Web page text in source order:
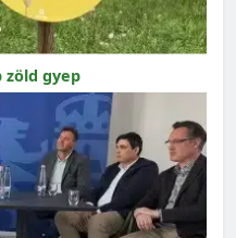
zöld gyep